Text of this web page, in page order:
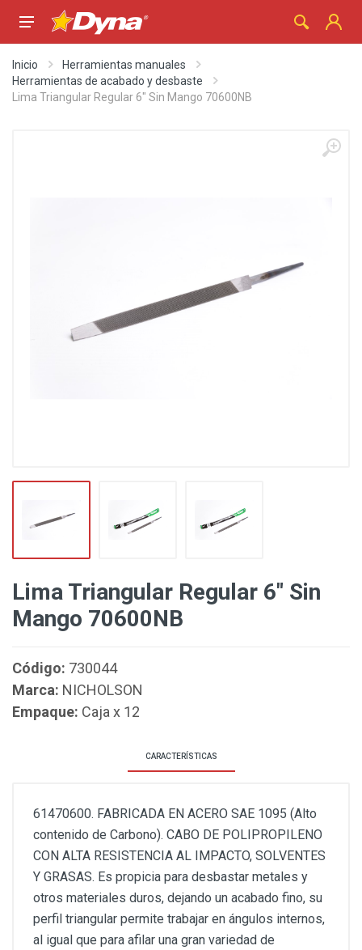
Inicio
Herramientas manuales
Herramientas de acabado y desbaste
Lima Triangular Regular 6" Sin Mango 70600NB
Lima Triangular Regular 6" Sin
Mango 70600NB
Código: 730044
Marca: NICHOLSON
Empaque: Caja x 12
CARACTERÍSTICAS
61470600. FABRICADA EN ACERO SAE 1095 (Alto
contenido de Carbono). CABO DE POLIPROPILENO
CON ALTA RESISTENCIA AL IMPACTO, SOLVENTES
Y GRASAS. Es propicia para desbastar metales y
otros materiales duros, dejando un acabado fino, su
perfil triangular permite trabajar en ángulos internos,
al igual que para afilar una gran variedad de